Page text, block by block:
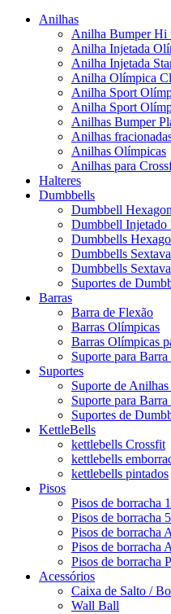
Anilhas
Anilha Bumper Hi
Anilha Injetada
Anilha Injetada
Anilha Olímpica
Anilha Sport
Anilha Sport
Anilhas Bumper
Anilhas
Anilhas Olímpicas
Anilhas para
Halteres
Dumbbells
Dumbbell
Dumbbell
Dumbbells
Dumbbells
Dumbbells
Suportes de
Barras
Barra de Flexão
Barras Olímpicas
Barras Olímpicas
Suporte para
Suportes
Suporte de
Suporte para
Suportes de
KettleBells
kettlebells Crossfit
kettlebells
kettlebells pintados
Pisos
Pisos de borracha
Pisos de borracha
Pisos de borracha
Pisos de borracha
Pisos de borracha
Acessórios
Caixa de Salto /
Wall Ball